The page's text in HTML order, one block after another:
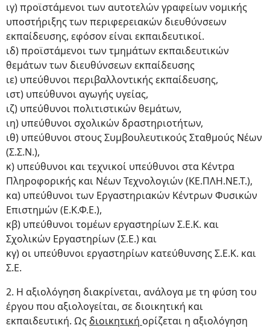
ιγ) προϊστάμενοι των αυτοτελών γραφείων νομικής
υποστήριξης των περιφερειακών διευθύνσεων
εκπαίδευσης, εφόσον είναι εκπαιδευτικοί.
ιδ) προϊστάμενοι των τμημάτων εκπαιδευτικών
θεμάτων των διευθύνσεων εκπαίδευσης
ιε) υπεύθυνοι περιβαλλοντικής εκπαίδευσης,
ιστ) υπεύθυνοι αγωγής υγείας,
ιζ) υπεύθυνοι πολιτιστικών θεμάτων,
ιη) υπεύθυνοι σχολικών δραστηριοτήτων,
ιθ) υπεύθυνοι στους Συμβουλευτικούς Σταθμούς Νέων
(Σ.Σ.Ν.),
κ) υπεύθυνοι και τεχνικοί υπεύθυνοι στα Κέντρα
Πληροφορικής και Νέων Τεχνολογιών (ΚΕ.ΠΛΗ.ΝΕ.Τ.),
κα) υπεύθυνοι των Εργαστηριακών Κέντρων Φυσικών
Επιστημών (Ε.Κ.Φ.Ε.),
κβ) υπεύθυνοι τομέων εργαστηρίων Σ.Ε.Κ. και
Σχολικών Εργαστηρίων (Σ.Ε.) και
κγ) οι υπεύθυνοι εργαστηρίων κατεύθυνσης Σ.Ε.Κ. και
Σ.Ε.
2. Η αξιολόγηση διακρίνεται, ανάλογα με τη φύση του
έργου που αξιολογείται, σε διοικητική και
εκπαιδευτική. Ως διοικητική ορίζεται η αξιολόγηση